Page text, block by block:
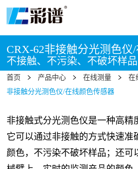
CRX-62非接触分光测色仪
不接触、不污染、不破坏样品
首页 产品中心 在线测量 在
非接触分光测色仪/在线颜色传感器
非接触式分光测色仪是一种高精
它可以通过非接触的方式快速准
颜色，不污染不破坏样品；还可